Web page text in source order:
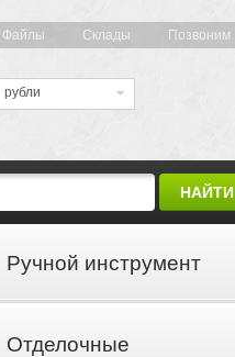
Файлы Склады Позвоним
рубли
НАЙТИ
Ручной инструмент
Отделочные